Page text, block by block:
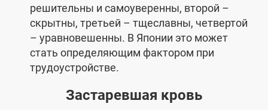
решительны и самоуверенны, второй –
скрытны, третьей – тщеславны, четвертой
– уравновешенны. В Японии это может
стать определяющим фактором при
трудоустройстве.
Застаревшая кровь